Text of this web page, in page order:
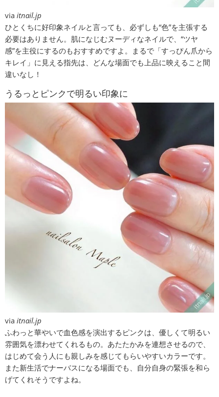
via itnail.jp
ひとくちに好印象ネイルと言っても、必ずしも“色”を主張する
必要はありません。肌になじむヌーディなネイルで、“ツヤ
感”を主役にするのもおすすめですよ。まるで「すっぴん爪から
キレイ」に見える指先は、どんな場面でも上品に映えること間
違いなし！
うるっとピンクで明るい印象に
via itnail.jp
ふわっと華やいで血色感を演出するピンクは、優しくて明るい
雰囲気を漂わせてくれるもの。あたたかみを連想させるので、
はじめて会う人にも親しみを感じてもらいやすいカラーです。
また新生活でナーバスになる場面でも、自分自身の緊張を和ら
げてくれそうですよね。